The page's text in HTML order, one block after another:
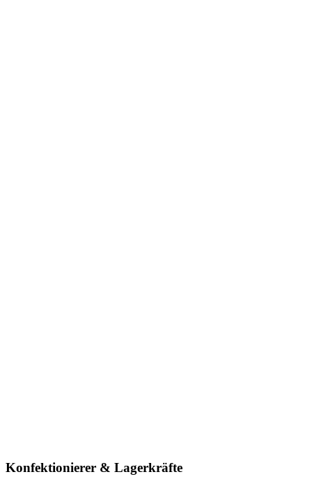
Konfektionierer & Lagerkräfte